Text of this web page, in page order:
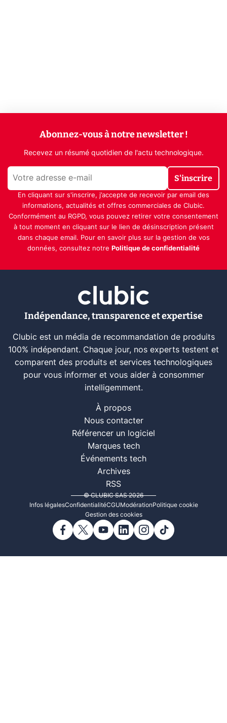
Abonnez-vous à notre newsletter !
Recevez un résumé quotidien de l'actu technologique.
S'inscrire
En cliquant sur s'inscrire, j’accepte de recevoir par email des
informations, actualités et offres commerciales de Clubic.
Conformément au RGPD, vous pouvez retirer votre consentement
à tout moment en cliquant sur le lien de désinscription présent
dans chaque email. Pour en savoir plus sur la gestion de vos
données, consultez notre Politique de confidentialité
Indépendance, transparence et expertise
Clubic est un média de recommandation de produits
100% indépendant. Chaque jour, nos experts testent et
comparent des produits et services technologiques
pour vous informer et vous aider à consommer
intelligemment.
À propos
Nous contacter
Référencer un logiciel
Marques tech
Événements tech
Archives
RSS
© CLUBIC SAS 2026
Infos légalesConfidentialitéCGUModérationPolitique cookie
Gestion des cookies